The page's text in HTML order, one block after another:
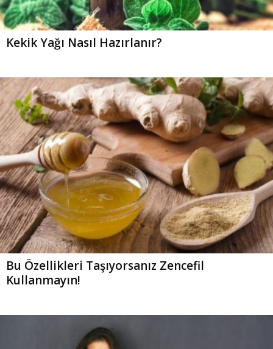
Kekik Yağı Nasıl Hazırlanır?
Bu Özellikleri Taşıyorsanız Zencefil
Kullanmayın!